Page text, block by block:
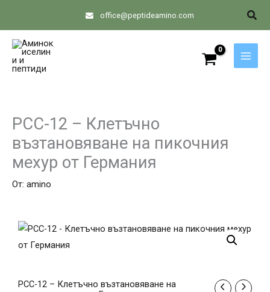
content
office@peptideamino.com
PCC-12 – Клетъчно
възтановяване на пикочния
мехур от Германия
От: amino
PCC-12 – Клетъчно възтановяване на
количество